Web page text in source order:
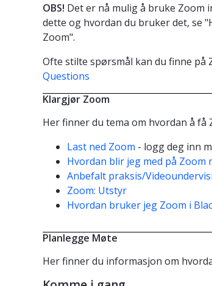
OBS! Det er nå mulig å bruke Zoom
dette og hvordan du bruker det, se
Zoom".
Ofte stilte spørsmål kan du finne på
Questions
Klargjør Zoom
Her finner du tema om hvordan å få
Last ned Zoom - logg deg inn
Hvordan blir jeg med på Zoom
Anbefalt praksis/
Zoom: Utstyr
Hvordan bruker jeg Zoom i
Planlegge Møte
Her finner du informasjon om